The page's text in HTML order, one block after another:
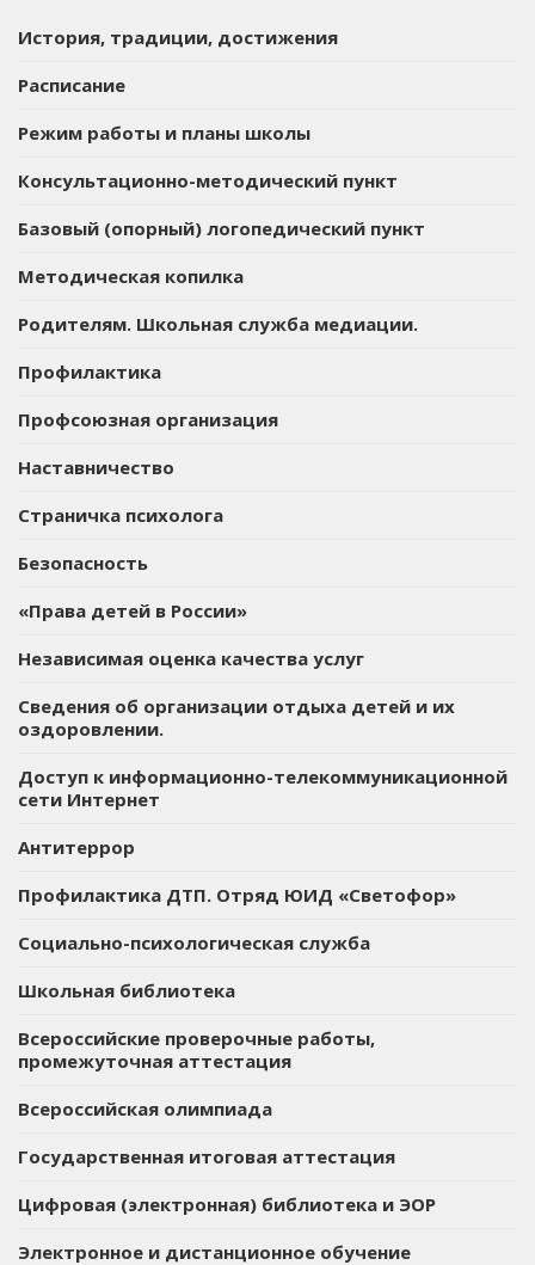
История, традиции, достижения
Расписание
Режим работы и планы школы
Консультационно-методический пункт
Базовый (опорный) логопедический пункт
Методическая копилка
Родителям. Школьная служба медиации.
Профилактика
Профсоюзная организация
Наставничество
Страничка психолога
Безопасность
«Права детей в России»
Независимая оценка качества услуг
Сведения об организации отдыха детей и их
оздоровлении.
Доступ к информационно-телекоммуникационной
сети Интернет
Антитеррор
Профилактика ДТП. Отряд ЮИД «Светофор»
Социально-психологическая служба
Школьная библиотека
Всероссийские проверочные работы,
промежуточная аттестация
Всероссийская олимпиада
Государственная итоговая аттестация
Цифровая (электронная) библиотека и ЭОР
Электронное и дистанционное обучение